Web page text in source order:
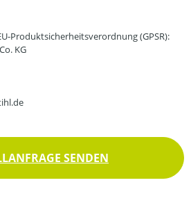
Produktsicherheitsverordnung (GPSR):
KG
SENDEN